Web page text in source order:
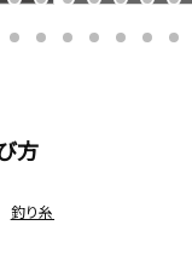
方
釣り糸